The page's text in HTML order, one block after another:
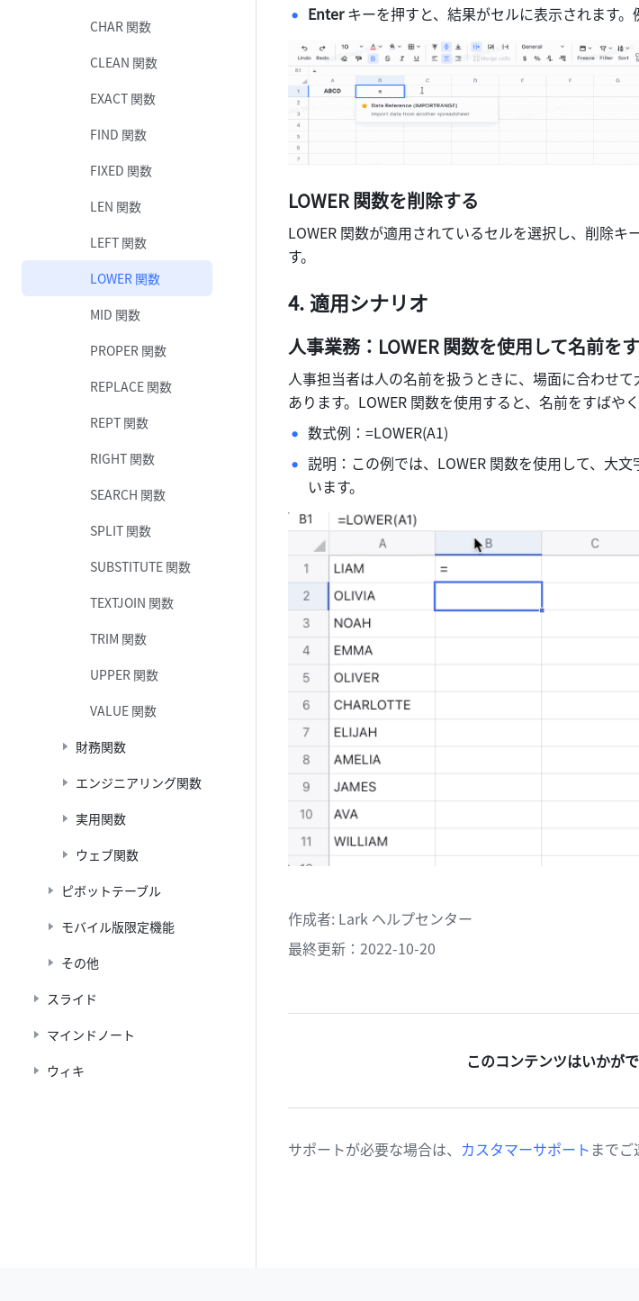
CHAR 関数
CLEAN 関数
EXACT 関数
FIND 関数
FIXED 関数
LEN 関数
LEFT 関数
LOWER 関数
MID 関数
PROPER 関数
REPLACE 関数
REPT 関数
RIGHT 関数
SEARCH 関数
SPLIT 関数
SUBSTITUTE 関数
TEXTJOIN 関数
TRIM 関数
UPPER 関数
VALUE 関数
財務関数
エンジニアリング関数
実用関数
ウェブ関数
ピボットテーブル
モバイル版限定機能
その他
スライド
マインドノート
ウィキ
Enter キーを押すと、結果がセルに表示されます。
LOWER 関数を削除する
LOWER 関数が適用されているセルを選択し、削除キ
す。
適用シナリオ
人事業務：LOWER 関数を使用して名前を
人事担当者は人の名前を扱うときに、場面に合わせ
あります。LOWER 関数を使用すると、名前をすばや
数式例：=LOWER(A1)
説明：この例では、LOWER 関数を使用して、大
います。
作成者: Lark ヘルプセンター
最終更新：2022-10-20
このコンテンツはいかが
サポートが必要な場合は、 カスタマーサポート までご